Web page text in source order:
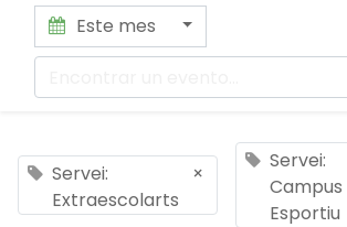
Este mes
Servei:
Extraescolarts
×
Servei:
Campus
Esportiu